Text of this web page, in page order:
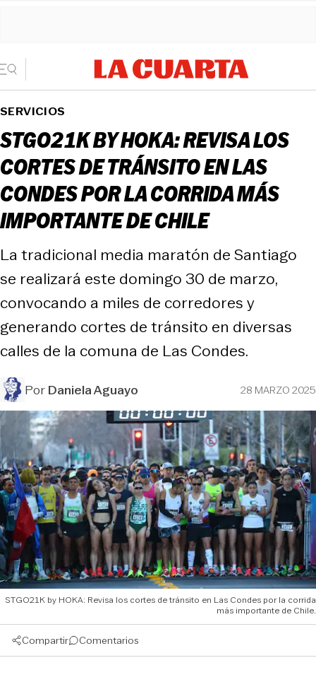
SERVICIOS
STGO21K BY HOKA: REVISA LOS
CORTES DE TRÁNSITO EN LAS
CONDES POR LA CORRIDA MÁS
IMPORTANTE DE CHILE
La tradicional media maratón de Santiago
se realizará este domingo 30 de marzo,
convocando a miles de corredores y
generando cortes de tránsito en diversas
calles de la comuna de Las Condes.
PorDaniela Aguayo 28 MARZO 2025
STGO21K by HOKA: Revisa los cortes de tránsito en Las Condes por la corrida
más importante de Chile.
Compartir Comentarios